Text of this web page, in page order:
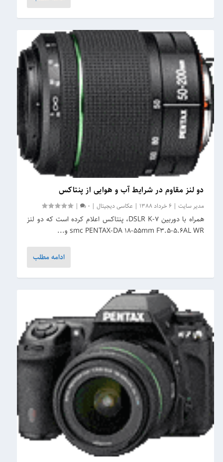
دو لنز مقاوم در شرایط آب و هوایی از پنتاکس
مدیر سایت |6 خرداد 1388 |عکاسی دیجیتال |
0
|
همراه با دوربین DSLR K-7، پنتاکس اعلام کرده است که دو لنز
smc PENTAX-DA 18-55mm F3.5-5.6AL WR و...
ادامه مطلب